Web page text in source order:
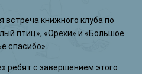
встреча книжного клуба по
птиц», «Орехи» и «Большое
спасибо».
ребят с завершением этого